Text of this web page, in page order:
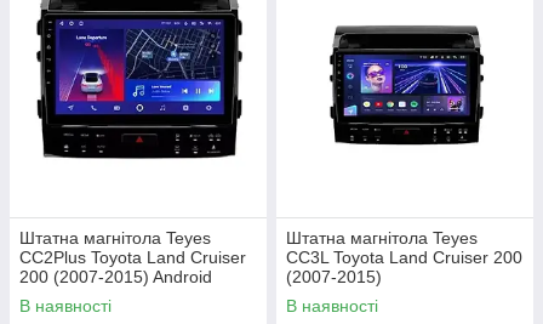
Штатна магнітола Teyes
CC2Plus Toyota Land Cruiser
200 (2007-2015) Android
В наявності
Штатна магнітола Teyes
CC3L Toyota Land Cruiser 200
(2007-2015)
В наявності